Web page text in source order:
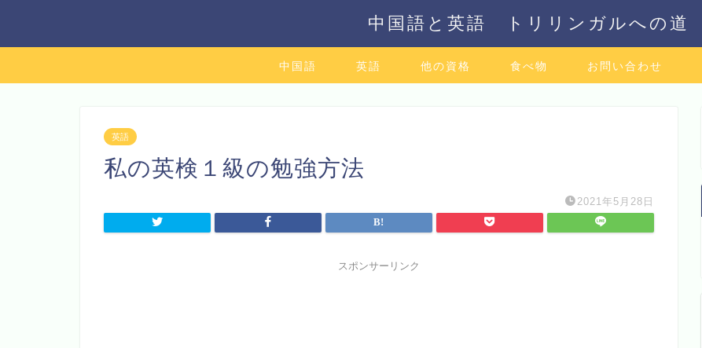
中国語と英語 トリリンガルへの道
中国語 英語 他の資格 食べ物 お問い合わせ
英語
私の英検１級の勉強方法
2021年5月28日
スポンサーリンク